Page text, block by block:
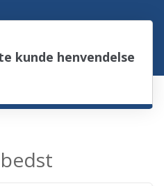
kunde henvendelse